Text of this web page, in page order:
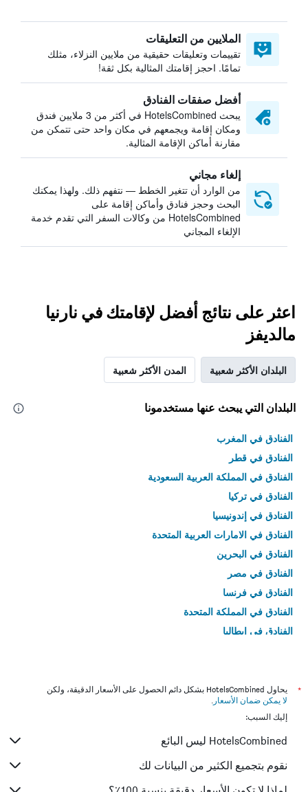
الملايين من التعليقات
تقييمات وتعليقات حقيقية من ملايين النزلاء، مثلك
تمامًا. احجز إقامتك المثالية بكل ثقة!
أفضل صفقات الفنادق
يبحث HotelsCombined في أكثر من 3 ملايين فندق
ومكان إقامة ويجمعهم في مكان واحد حتى تتمكن من
مقارنة أماكن الإقامة المثالية.
إلغاء مجاني
من الوارد أن تتغير الخطط — نتفهم ذلك. ولهذا يمكنك
البحث وحجز فنادق وأماكن إقامة على
HotelsCombined من وكالات السفر التي تقدم خدمة
الإلغاء المجاني
اعثر على نتائج أفضل لإقامتك في نارنيا
مالديفز
البلدان الأكثر شعبية المدن الأكثر شعبية
البلدان التي يبحث عنها مستخدمونا
الفنادق في المغرب
الفنادق في قطر
الفنادق في المملكة العربية السعودية
الفنادق في تركيا
الفنادق في إندونيسيا
الفنادق في الامارات العربية المتحدة
الفنادق في البحرين
الفنادق في مصر
الفنادق في فرنسا
الفنادق في المملكة المتحدة
الفنادق في إيطاليا
*
يحاول HotelsCombined بشكل دائم الحصول على الأسعار الدقيقة، ولكن
لا يمكن ضمان الأسعار .
إليك السبب:
HotelsCombined ليس البائع
نقوم بتجميع الكثير من البيانات لك